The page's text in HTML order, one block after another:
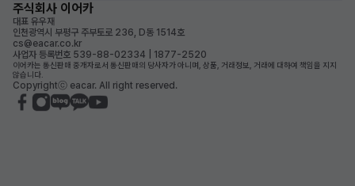
주식회사 이어카
대표 유우재
인천광역시 부평구 주부토로 236, D동 1514호
cs@eacar.co.kr
사업자 등록번호 539-88-02334 | 1877-2520
이어카는 통신판매 중개자로서 통신판매의 당사자가 아니며, 상품, 거래정보, 거래에 대하여 책임을 지지
않습니다.
Copyrightⓒ eacar. All right reserved.